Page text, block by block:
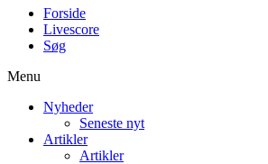
Forside
Livescore
Søg
Menu
Nyheder
Seneste nyt
Artikler
Artikler